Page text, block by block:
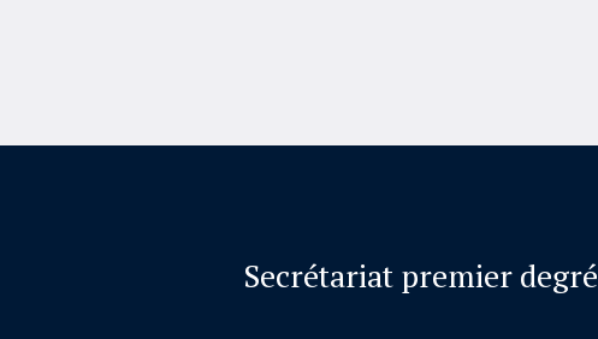
Secrétariat premier degré